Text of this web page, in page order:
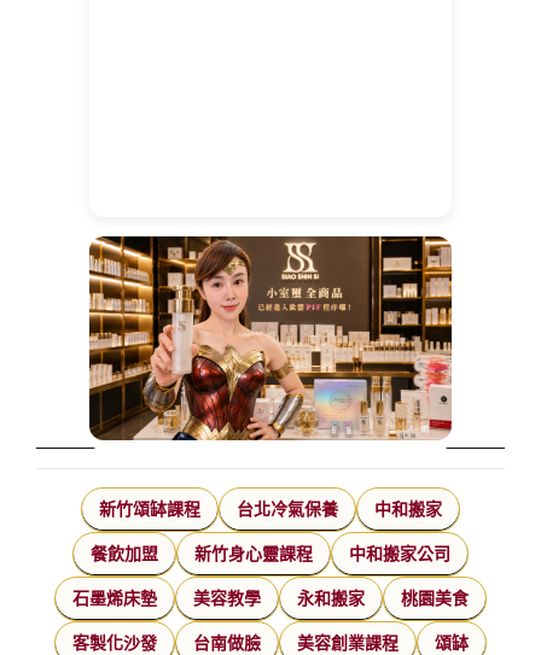
新竹頌缽課程 台北冷氣保養 中和搬家
餐飲加盟 新竹身心靈課程 中和搬家公司
石墨烯床墊 美容教學 永和搬家 桃園美食
客製化沙發 台南做臉 美容創業課程 頌缽